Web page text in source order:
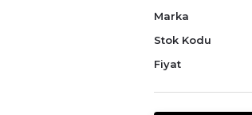
Marka
Stok Kodu
Fiyat